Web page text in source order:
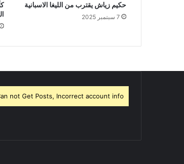
حكيم زياش يقترب من الليغا الاسبانية
7 سبتمبر 2025
not Get Posts, Incorrect account info.